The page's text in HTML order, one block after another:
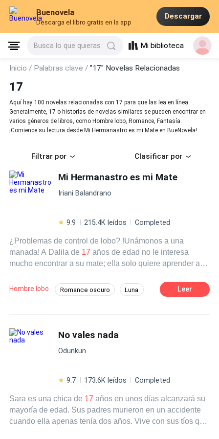
Buenovela
Descarga el libro gratis en la app
Descargar
Busca lo que quieras Mi biblioteca
Inicio / Palabras clave /"17" Novelas Relacionadas
17
Aquí hay 100 novelas relacionadas con 17 para que las lea en línea.
Generalmente, 17 o historias de novelas similares se pueden encontrar en
varios géneros de libros, como Hombre lobo, Romance, Fantasía.
¡Comience su lectura desde Mi Hermanastro es mi Mate en BueNovela!
Filtrar por Clasificar por
Mi Hermanastro es mi Mate
Iriani Balandrano
9.9 215.4K leídos Completed
¿Problemas de control de lobo? !Unámonos a una
manada! A Dalila de 17 años de edad no le interesa
mucho encontrar a su mate; ella solo quiere aprender a
de vida: Ser la mejor maestra de lobeznos del mundo.
¿Su madre? Quiere que se unan a la manada que la vio
años hablando sobre unir sus vidas como pareja.
Realmente no tendría problema con un padrastro, pero
con lo que si tiene un serio problema es con el idiota de
demasiado dramática, sin embargo cuando descubre que
patas arriba, literalmente. Solamente está segura de tres
cosas: -Jacob es idiota. -Sus nuevos amigos están más
buenos que un pan. -Jacob tiene la cara, los ojos y el
Hombre lobo Romance oscuro Luna Leer
No vales nada
Odunkun
9.7 173.6K leídos Completed
Sara es una chica de 17 años en unos días alcanzará su
mayoría de edad. Sus padres murieron en un accidente
cuando ella apenas tenía dos años. Vive con sus tíos que